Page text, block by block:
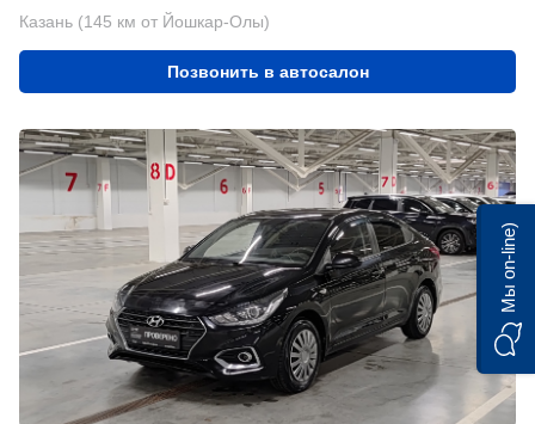
Казань (145 км от Йошкар-Олы)
Позвонить в автосалон
Мы on-line)